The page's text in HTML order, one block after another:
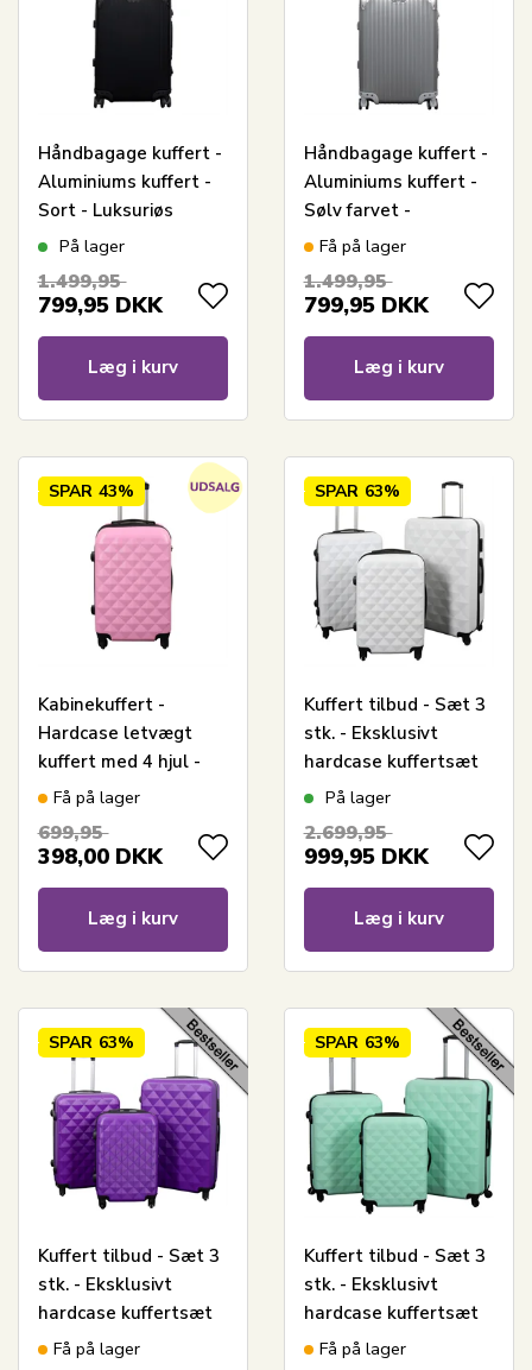
Håndbagage kuffert -
Aluminiums kuffert -
Sort - Luksuriøs
trolley med TSA lås -
På lager
1.499,95
799,95 DKK
Læg i kurv
Håndbagage kuffert -
Aluminiums kuffert -
Sølv farvet -
Luksuriøs trolley med
Få på lager
1.499,95
799,95 DKK
Læg i kurv
SPAR 43%
Kabinekuffert -
Hardcase letvægt
kuffert med 4 hjul -
Diamant lyserød
Få på lager
699,95
398,00 DKK
Læg i kurv
SPAR 63%
Kuffert tilbud - Sæt 3
stk. - Eksklusivt
hardcase kuffertsæt
tilbud - Diamant hvid
På lager
2.699,95
999,95 DKK
Læg i kurv
SPAR 63%
Kuffert tilbud - Sæt 3
stk. - Eksklusivt
hardcase kuffertsæt
tilbud - Diamant lilla
Få på lager
SPAR 63%
Kuffert tilbud - Sæt 3
stk. - Eksklusivt
hardcase kuffertsæt
tilbud - Diamant
Få på lager